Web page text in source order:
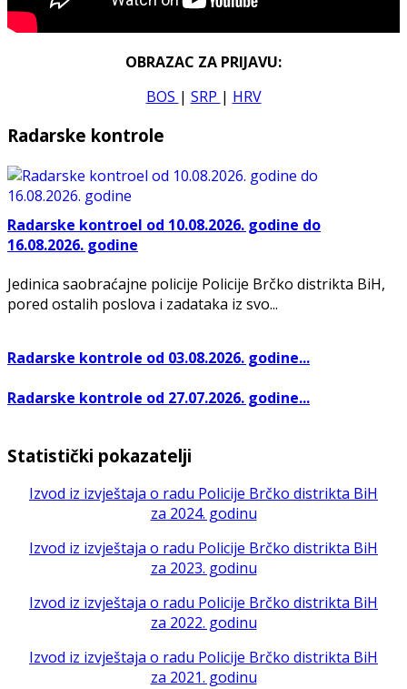
OBRAZAC ZA PRIJAVU:
BOS | SRP | HRV
Radarske kontrole
Radarske kontroel od 10.08.2026. godine do
16.08.2026. godine
Jedinica saobraćajne policije Policije Brčko distrikta BiH,
pored ostalih poslova i zadataka iz svo...
Radarske kontrole od 03.08.2026. godine...
Radarske kontrole od 27.07.2026. godine...
Statistički pokazatelji
Izvod iz izvještaja o radu Policije Brčko distrikta BiH
za 2024. godinu
Izvod iz izvještaja o radu Policije Brčko distrikta BiH
za 2023. godinu
Izvod iz izvještaja o radu Policije Brčko distrikta BiH
za 2022. godinu
Izvod iz izvještaja o radu Policije Brčko distrikta BiH
za 2021. godinu